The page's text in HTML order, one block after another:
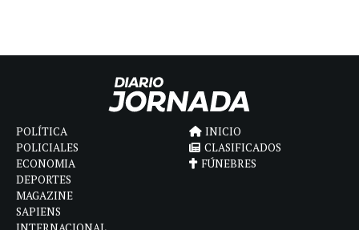
POLÍTICA
POLICIALES
ECONOMIA
DEPORTES
MAGAZINE
SAPIENS
INICIO
CLASIFICADOS
FÚNEBRES